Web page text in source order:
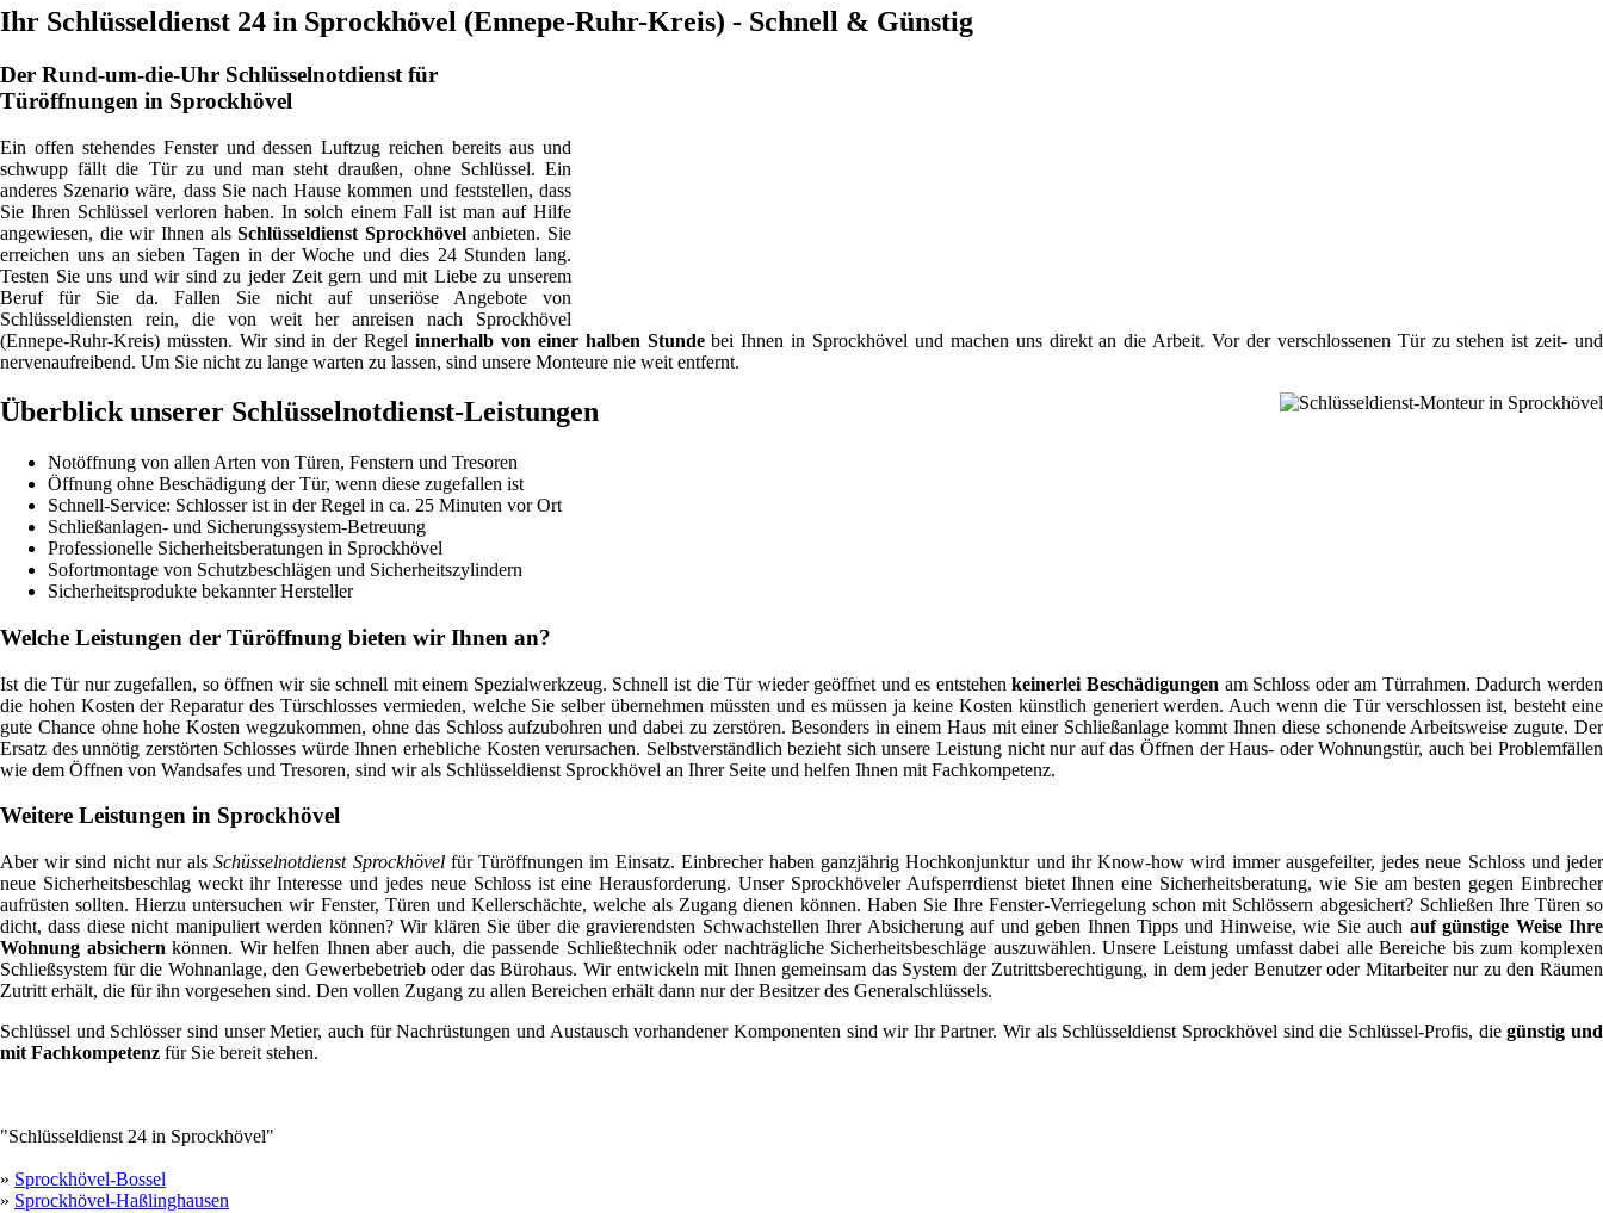
Ihr Schlüsseldienst 24 in Sprockhövel (Ennepe-Ruhr-Kreis) - Schnell & Günstig
Der Rund-um-die-Uhr Schlüsselnotdienst für
Türöffnungen in Sprockhövel
Ein offen stehendes Fenster und dessen Luftzug reichen bereits aus und
schwupp fällt die Tür zu und man steht draußen, ohne Schlüssel. Ein
anderes Szenario wäre, dass Sie nach Hause kommen und feststellen, dass
Sie Ihren Schlüssel verloren haben. In solch einem Fall ist man auf Hilfe
angewiesen, die wir Ihnen alsSchlüsseldienst Sprockhövelanbieten. Sie
erreichen uns an sieben Tagen in der Woche und dies 24 Stunden lang.
Testen Sie uns und wir sind zu jeder Zeit gern und mit Liebe zu unserem
Beruf für Sie da. Fallen Sie nicht auf unseriöse Angebote von
Schlüsseldiensten rein, die von weit her anreisen nach Sprockhövel
(Ennepe-Ruhr-Kreis) müssten. Wir sind in der Regelinnerhalb von einer halben Stundebei Ihnen in Sprockhövel und machen uns direkt an die Arbeit. Vor der verschlossenen Tür zu stehen ist zeit- und
nervenaufreibend. Um Sie nicht zu lange warten zu lassen, sind unsere Monteure nie weit entfernt.
Überblick unserer Schlüsselnotdienst-Leistungen
Notöffnung von allen Arten von Türen, Fenstern und Tresoren
Öffnung ohne Beschädigung der Tür, wenn diese zugefallen ist
Schnell-Service: Schlosser ist in der Regel in ca. 25 Minuten vor Ort
Schließanlagen- und Sicherungssystem-Betreuung
Professionelle Sicherheitsberatungen in Sprockhövel
Sofortmontage von Schutzbeschlägen und Sicherheitszylindern
Sicherheitsprodukte bekannter Hersteller
Welche Leistungen der Türöffnung bieten wir Ihnen an?
Ist die Tür nur zugefallen, so öffnen wir sie schnell mit einem Spezialwerkzeug. Schnell ist die Tür wieder geöffnet und es entstehenkeinerlei Beschädigungen am Schloss oder am Türrahmen. Dadurch werden
die hohen Kosten der Reparatur des Türschlosses vermieden, welche Sie selber übernehmen müssten und es müssen ja keine Kosten künstlich generiert werden. Auch wenn die Tür verschlossen ist, besteht eine
gute Chance ohne hohe Kosten wegzukommen, ohne das Schloss aufzubohren und dabei zu zerstören. Besonders in einem Haus mit einer Schließanlage kommt Ihnen diese schonende Arbeitsweise zugute. Der
Ersatz des unnötig zerstörten Schlosses würde Ihnen erhebliche Kosten verursachen. Selbstverständlich bezieht sich unsere Leistung nicht nur auf das Öffnen der Haus- oder Wohnungstür, auch bei Problemfällen
wie dem Öffnen von Wandsafes und Tresoren, sind wir als Schlüsseldienst Sprockhövel an Ihrer Seite und helfen Ihnen mit Fachkompetenz.
Weitere Leistungen in Sprockhövel
Aber wir sind nicht nur alsSchüsselnotdienst Sprockhövelfür Türöffnungen im Einsatz. Einbrecher haben ganzjährig Hochkonjunktur und ihr Know-how wird immer ausgefeilter, jedes neue Schloss und jeder
neue Sicherheitsbeschlag weckt ihr Interesse und jedes neue Schloss ist eine Herausforderung. Unser Sprockhöveler Aufsperrdienst bietet Ihnen eine Sicherheitsberatung, wie Sie am besten gegen Einbrecher
aufrüsten sollten. Hierzu untersuchen wir Fenster, Türen und Kellerschächte, welche als Zugang dienen können. Haben Sie Ihre Fenster-Verriegelung schon mit Schlössern abgesichert? Schließen Ihre Türen so
dicht, dass diese nicht manipuliert werden können? Wir klären Sie über die gravierendsten Schwachstellen Ihrer Absicherung auf und geben Ihnen Tipps und Hinweise, wie Sie auch auf günstige Weise Ihre
Wohnung absichern können. Wir helfen Ihnen aber auch, die passende Schließtechnik oder nachträgliche Sicherheitsbeschläge auszuwählen. Unsere Leistung umfasst dabei alle Bereiche bis zum komplexen
Schließsystem für die Wohnanlage, den Gewerbebetrieb oder das Bürohaus. Wir entwickeln mit Ihnen gemeinsam das System der Zutrittsberechtigung, in dem jeder Benutzer oder Mitarbeiter nur zu den Räumen
Zutritt erhält, die für ihn vorgesehen sind. Den vollen Zugang zu allen Bereichen erhält dann nur der Besitzer des Generalschlüssels.
Schlüssel und Schlösser sind unser Metier, auch für Nachrüstungen und Austausch vorhandener Komponenten sind wir Ihr Partner. Wir als Schlüsseldienst Sprockhövel sind die Schlüssel-Profis, diegünstig und
mit Fachkompetenz für Sie bereit stehen.
"Schlüsseldienst 24 in Sprockhövel"
» Sprockhövel-Bossel
» Sprockhövel-Haßlinghausen